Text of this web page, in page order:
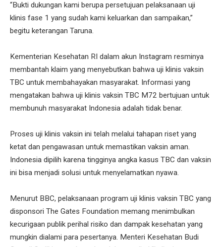
“Bukti dukungan kami berupa persetujuan pelaksanaan uji
klinis fase 1 yang sudah kami keluarkan dan sampaikan,”
begitu keterangan Taruna.
Kementerian Kesehatan RI dalam akun Instagram resminya
membantah klaim yang menyebutkan bahwa uji klinis vaksin
TBC untuk membahayakan masyarakat. Informasi yang
mengatakan bahwa uji klinis vaksin TBC M72 bertujuan untuk
membunuh masyarakat Indonesia adalah tidak benar.
Proses uji klinis vaksin ini telah melalui tahapan riset yang
ketat dan pengawasan untuk memastikan vaksin aman.
Indonesia dipilih karena tingginya angka kasus TBC dan vaksin
ini bisa menjadi solusi untuk menyelamatkan nyawa.
Menurut BBC, pelaksanaan program uji klinis vaksin TBC yang
disponsori The Gates Foundation memang menimbulkan
kecurigaan publik perihal risiko dan dampak kesehatan yang
mungkin dialami para pesertanya. Menteri Kesehatan Budi